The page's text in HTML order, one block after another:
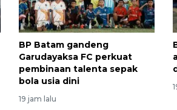
BP Batam gandeng
Garudayaksa FC perkuat
pembinaan talenta sepak
bola usia dini
19 jam lalu